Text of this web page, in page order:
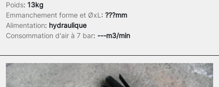
Poids: 13kg
Emmanchement forme et ØxL : ???mm
Alimentation: hydraulique
Consommation d'air à 7 bar: ---m3/min